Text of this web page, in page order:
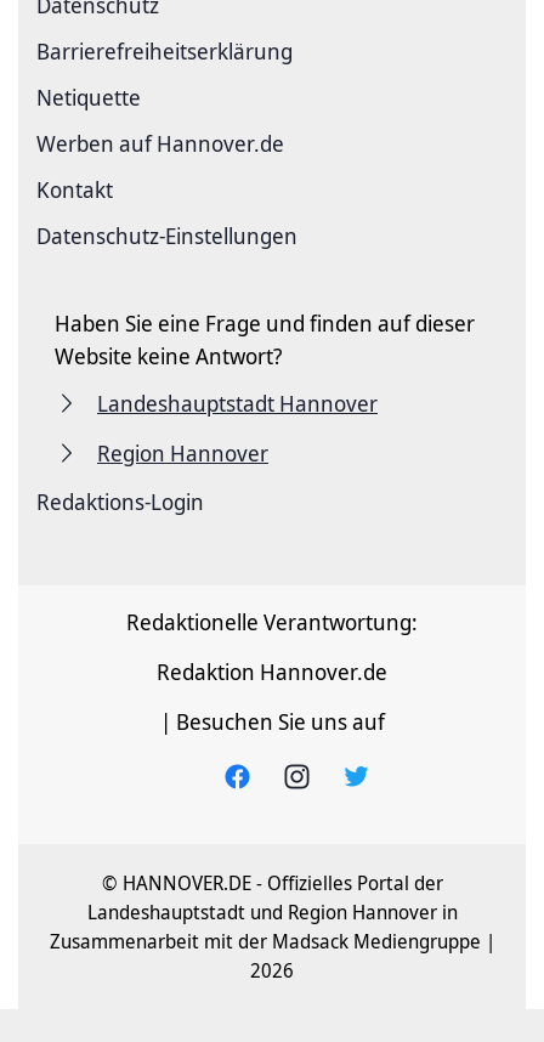
Barriere­freiheits­erklärung
Netiquette
Werben auf Hannover.de
Kontakt
Datenschutz-Einstellungen
Haben Sie eine Frage und finden auf dieser
Website keine Antwort?
Landeshauptstadt Hannover
Region Hannover
Redaktions-Login
Redaktionelle Verantwortung:
Redaktion Hannover.de
| Besuchen Sie uns auf
© HANNOVER.DE - Offizielles Portal der
Landeshauptstadt und Region Hannover in
Zusammenarbeit mit der Madsack Mediengruppe |
2026